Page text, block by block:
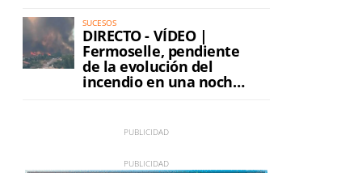
SUCESOS
DIRECTO - VÍDEO |
Fermoselle, pendiente
de la evolución del
incendio en una noche